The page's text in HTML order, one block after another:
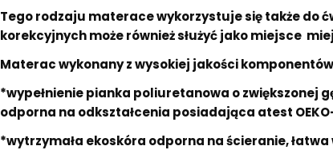
Tego rodzaju materace wykorzystuje się także do
korekcyjnych może również służyć jako miejsce
Materac wykonany z wysokiej jakości
*wypełnienie pianka poliuretanowa o zwiększonej
odporna na odkształcenia posiadająca atest
*wytrzymała ekoskóra odporna na ścieranie,